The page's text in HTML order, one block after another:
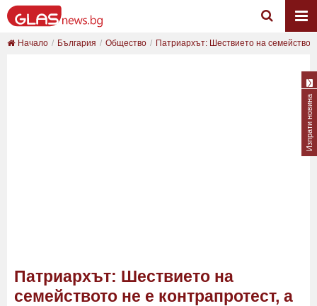
Начало България Общество Патриархът: Шествието на
Патриархът: Шествието на
семейството не е контрапротест, а
Изпрати новина